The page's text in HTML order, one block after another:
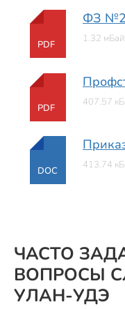
PDF
ФЗ
1.32
PDF 407.57
DOC 413.74
ЧАСТО
ВОПРОСЫ
УЛАН-УДЭ